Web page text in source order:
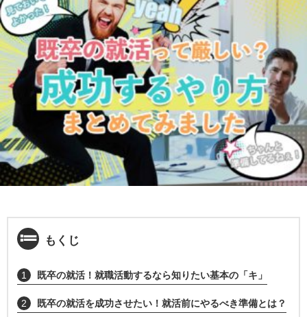
もくじ
1 既卒の就活！就職活動するなら知りたい基本の「キ」
2 既卒の就活を成功させたい！就活前にやるべき準備とは？